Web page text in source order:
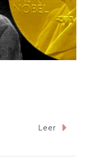
Leer